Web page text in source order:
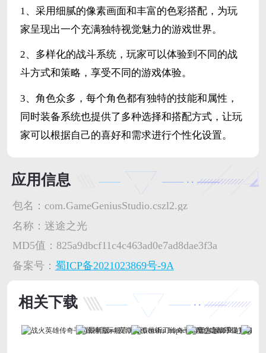
1、采用细腻的像素画面和丰富的色彩搭配，为玩
家呈现出一个充满独特视觉魅力的游戏世界。
2、多样化的战斗系统，玩家可以体验到不同的战
斗方式和策略，享受不同的游戏体验。
3、角色众多，每个角色都有独特的技能和属性，
同时装备系统也提供了多种选择和搭配方式，让玩
家可以根据自己的喜好和需求进行个性化设置。
应用信息
包名： com.GameGeniusStudio.cszl2.gz
名称： 迷途之光
MD5值： 825a9dbcf11c4c463ad0e7ad8dae3f3a
备案号： 蜀ICP备2021023869号-9A
相关下载